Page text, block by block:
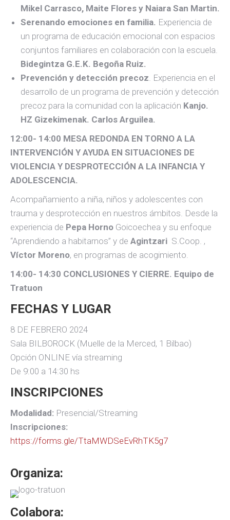
Mikel Carrasco, Maite Flores y Naiara San Martin.
Serenando emociones en familia. Experiencia de
un programa de educación emocional con espacios
conjuntos familiares en colaboración con la escuela.
Bidegintza G.E.K. Begoña Ruiz.
Prevención y detección precoz. Experiencia en el
desarrollo de un programa de prevención y detección
precoz para la comunidad con la aplicación Kanjo.
HZ Gizekimenak. Carlos Arguilea.
12:00- 14:00 MESA REDONDA EN TORNO A LA
INTERVENCIÓN Y AYUDA EN SITUACIONES DE
VIOLENCIA Y DESPROTECCIÓN A LA INFANCIA Y
ADOLESCENCIA.
Acompañamiento a niña, niños y adolescentes con
trauma y desprotección en nuestros ámbitos. Desde la
experiencia de Pepa Horno Goicoechea y su enfoque
“Aprendiendo a habitarnos” y de Agintzari S.Coop. ,
Víctor Moreno, en programas de acogimiento.
14:00- 14:30 CONCLUSIONES Y CIERRE. Equipo de
Tratuon
FECHAS Y LUGAR
8 DE FEBRERO 2024
Sala BILBOROCK (Muelle de la Merced, 1 Bilbao)
Opción ONLINE vía streaming
De 9:00 a 14:30 hs
INSCRIPCIONES
Modalidad: Presencial/Streaming
Inscripciones:
https://forms.gle/TtaMWDSeEvRhTK5g7
Organiza:
Colabora: